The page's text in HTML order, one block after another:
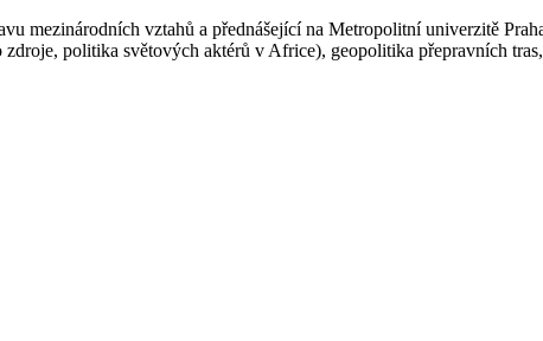
mezinárodních vztahů a přednášející na Metropolitní univerzitě
politika světových aktérů v Africe), geopolitika přepravních